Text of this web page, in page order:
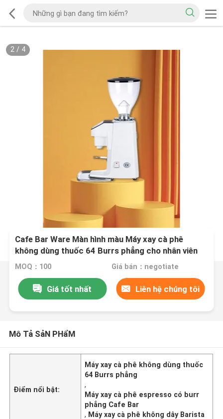
2/ 4
Cafe Bar Ware Màn hình màu Máy xay cà phê
không dùng thuốc 64 Burrs phẳng cho nhân viên
pha cà phê
MOQ：100 Giá bán：negotiate
Giá tốt nhất Liên hệ chúng tôi
Mô Tả SảN PHẩM
Điểm nổi bật:
Máy xay cà phê không dùng thuốc
64 Burrs phẳng
,
Máy xay cà phê espresso có burr
phẳng Cafe Bar
, Máy xay cà phê không dây Barista